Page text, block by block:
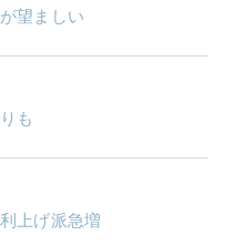
望ましい
も
上げ派急増